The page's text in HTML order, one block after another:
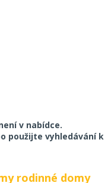
v nabídce.
použijte vyhledávání k
rodinné domy